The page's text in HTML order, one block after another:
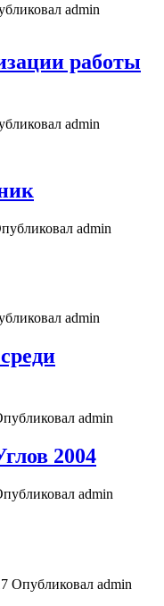
admin
работы
admin
admin
admin
admin
2004
admin
Опубликовал admin